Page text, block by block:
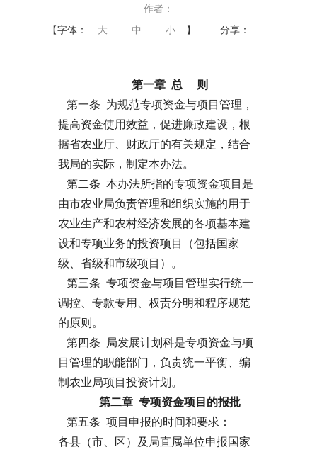
作者：
【字体：
大 中 小 】 分享：
第一章 总 则
第一条 为规范专项资金与项目管理，
提高资金使用效益，促进廉政建设，根
据省农业厅、财政厅的有关规定，结合
我局的实际，制定本办法。
第二条 本办法所指的专项资金项目是
由市农业局负责管理和组织实施的用于
农业生产和农村经济发展的各项基本建
设和专项业务的投资项目（包括国家
级、省级和市级项目）。
第三条 专项资金与项目管理实行统一
调控、专款专用、权责分明和程序规范
的原则。
第四条 局发展计划科是专项资金与项
目管理的职能部门，负责统一平衡、编
制农业局项目投资计划。
第二章 专项资金项目的报批
第五条 项目申报的时间和要求：
各县（市、区）及局直属单位申报国家